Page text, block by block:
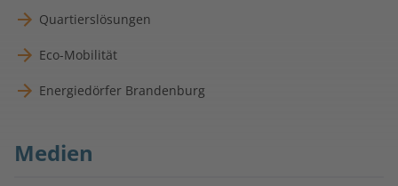
Quartierslösungen
Eco-Mobilität
Energiedörfer Brandenburg
Medien